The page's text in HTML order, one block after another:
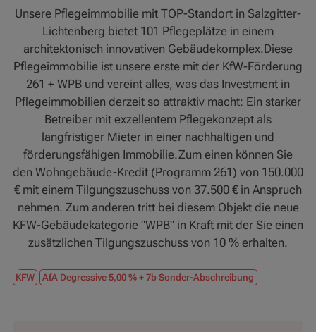
Unsere Pflegeimmobilie mit TOP-Standort in Salzgitter-
Lichtenberg bietet 101 Pflegeplätze in einem
architektonisch innovativen Gebäudekomplex.Diese
Pflegeimmobilie ist unsere erste mit der KfW-Förderung
261 + WPB und vereint alles, was das Investment in
Pflegeimmobilien derzeit so attraktiv macht: Ein starker
Betreiber mit exzellentem Pflegekonzept als
langfristiger Mieter in einer nachhaltigen und
förderungsfähigen Immobilie.Zum einen können Sie
den Wohngebäude-Kredit (Programm 261) von 150.000
€ mit einem Tilgungszuschuss von 37.500 € in Anspruch
nehmen. Zum anderen tritt bei diesem Objekt die neue
KFW-Gebäudekategorie "WPB" in Kraft mit der Sie einen
zusätzlichen Tilgungszuschuss von 10 % erhalten.
KFW AfA Degressive 5,00 % + 7b Sonder-Abschreibung